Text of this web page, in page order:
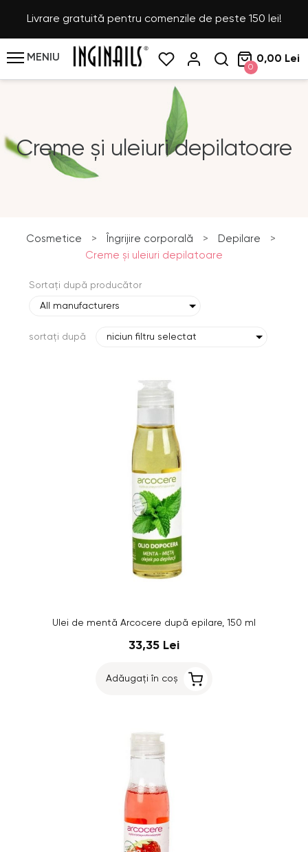
Livrare gratuită pentru comenzile de peste 150 lei!
MENIU
0
0,00 Lei
Creme și uleiuri depilatoare
Cosmetice > Îngrijire corporală > Depilare
>
Creme și uleiuri depilatoare
Sortați după producător
All manufacturers
sortați după niciun filtru selectat
Ulei de mentă Arcocere după epilare, 150 ml
33,35 Lei
Adăugați în coș